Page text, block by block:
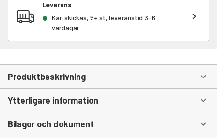
Leverans
Kan skickas, 5+ st, leveranstid 3-6
vardagar
Produktbeskrivning
Ytterligare information
Bilagor och dokument